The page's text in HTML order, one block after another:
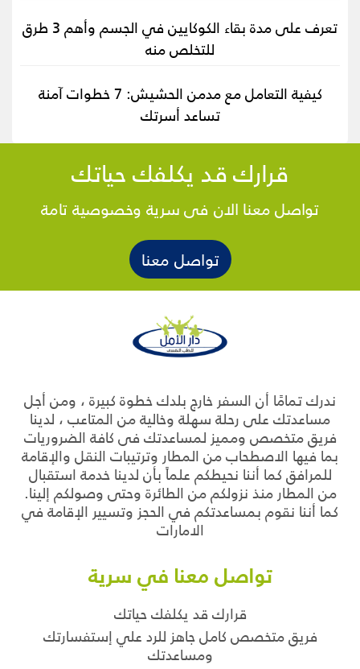
تعرف على مدة بقاء الكوكايين في الجسم وأهم 3 طرق
للتخلص منه
كيفية التعامل مع مدمن الحشيش: 7 خطوات آمنة
تساعد أسرتك
قرارك قد يكلفك حياتك
تواصل معنا الان فى سرية وخصوصية تامة
تواصل معنا
ندرك تمامًا أن السفر خارج بلدك خطوة كبيرة ، ومن أجل
مساعدتك على رحلة سهلة وخالية من المتاعب ، لدينا
فريق متخصص ومميز لمساعدتك فى كافة الضروريات
بما فيها الاصطحاب من المطار وترتيبات النقل والإقامة
للمرافق كما أننا نحيطكم علماً بأن لدينا خدمة استقبال
من المطار منذ نزولكم من الطائرة وحتى وصولكم إلينا.
كما أننا نقوم بمساعدتكم في الحجز وتسيير الإقامة في
الامارات
تواصل معنا في سرية
قرارك قد يكلفك حياتك
فريق متخصص كامل جاهز للرد علي إستفسارتك
ومساعدتك